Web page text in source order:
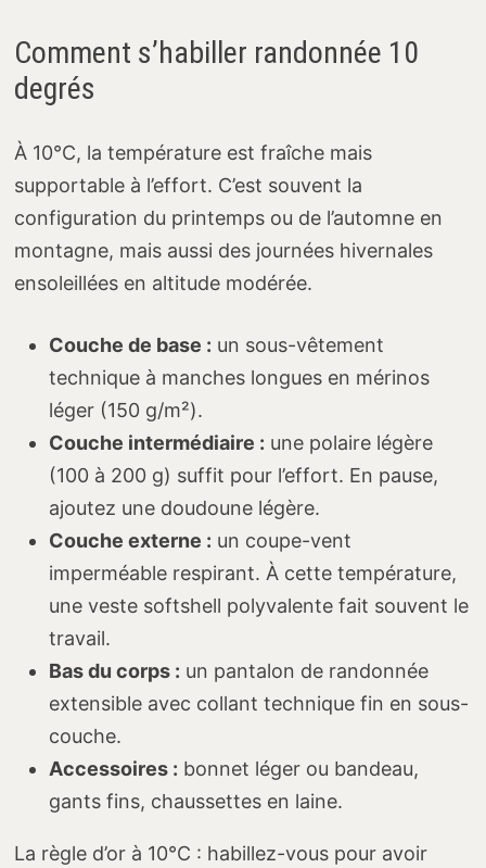
Comment s’habiller randonnée 10
degrés
À 10°C, la température est fraîche mais
supportable à l’effort. C’est souvent la
configuration du printemps ou de l’automne en
montagne, mais aussi des journées hivernales
ensoleillées en altitude modérée.
Couche de base : un sous-vêtement
technique à manches longues en mérinos
léger (150 g/m²).
Couche intermédiaire : une polaire légère
(100 à 200 g) suffit pour l’effort. En pause,
ajoutez une doudoune légère.
Couche externe : un coupe-vent
imperméable respirant. À cette température,
une veste softshell polyvalente fait souvent le
travail.
Bas du corps : un pantalon de randonnée
extensible avec collant technique fin en sous-
couche.
Accessoires : bonnet léger ou bandeau,
gants fins, chaussettes en laine.
La règle d’or à 10°C : habillez-vous pour avoir